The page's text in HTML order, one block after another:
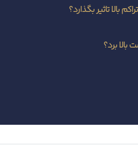
بالا تاثیر بگذارد؟
بالا برد؟